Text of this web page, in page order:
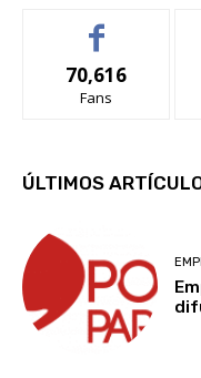
70,616
Fans
ÚLTIMOS